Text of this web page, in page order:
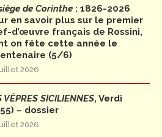
de Corinthe : 1826-2026
en savoir plus sur le premier
d’œuvre français de Rossini,
on fête cette année le
(5/6)
2026
VÊPRES SICILIENNES, Verdi
– dossier
2026